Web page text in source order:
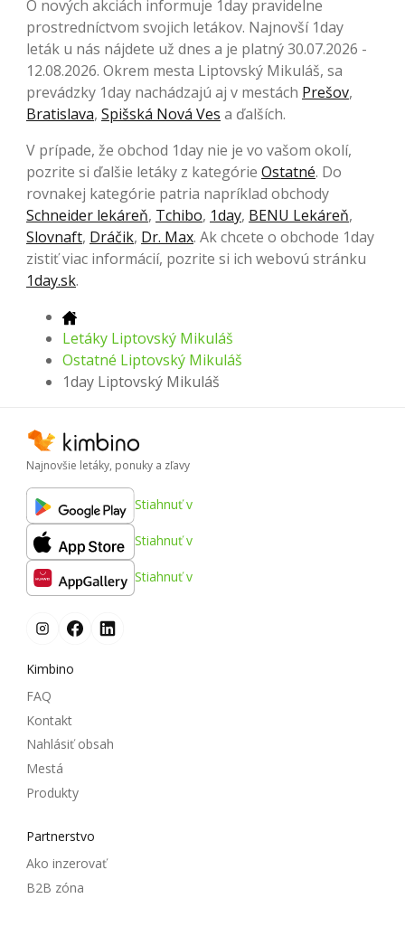
O nových akciách informuje 1day pravidelne
prostredníctvom svojich letákov. Najnovší 1day
leták u nás nájdete už dnes a je platný 30.07.2026 -
12.08.2026. Okrem mesta Liptovský Mikuláš, sa
prevádzky 1day nachádzajú aj v mestách Prešov,
Bratislava, Spišská Nová Ves a ďalších.
V prípade, že obchod 1day nie je vo vašom okolí,
pozrite si ďalšie letáky z kategórie Ostatné. Do
rovnakej kategórie patria napríklad obchody
Schneider lekáreň, Tchibo, 1day, BENU Lekáreň,
Slovnaft, Dráčik, Dr. Max. Ak chcete o obchode 1day
zistiť viac informácií, pozrite si ich webovú stránku
1day.sk.
Letáky Liptovský Mikuláš
Ostatné Liptovský Mikuláš
1day Liptovský Mikuláš
Najnovšie letáky, ponuky a zľavy
Stiahnuť v
Stiahnuť v
Stiahnuť v
Kimbino
FAQ
Kontakt
Nahlásiť obsah
Mestá
Produkty
Partnerstvo
Ako inzerovať
B2B zóna